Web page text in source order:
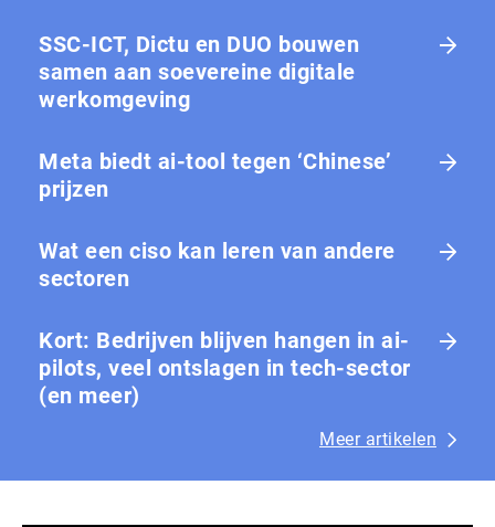
SSC-ICT, Dictu en DUO bouwen
samen aan soevereine digitale
werkomgeving
Meta biedt ai-tool tegen ‘Chinese’
prijzen
Wat een ciso kan leren van andere
sectoren
Kort: Bedrijven blijven hangen in ai-
pilots, veel ontslagen in tech-sector
(en meer)
Meer artikelen